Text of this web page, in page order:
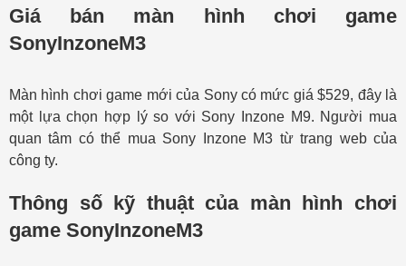
Giá bán màn hình chơi game
SonyInzoneM3
Màn hình chơi game mới của Sony có mức giá $529, đây là
một lựa chọn hợp lý so với Sony Inzone M9. Người mua
quan tâm có thể mua Sony Inzone M3 từ trang web của
công ty.
Thông số kỹ thuật của màn hình chơi
game SonyInzoneM3